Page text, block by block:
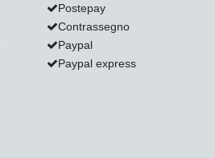
Postepay
Contrassegno
Paypal
Paypal express